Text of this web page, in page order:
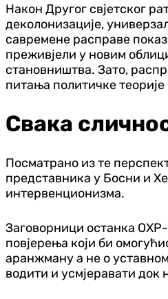
Након Другог свјетског
деколонизације,
савремене расправе
преживјели у новим
становништва. Зато,
питања политичке
Свака
Посматрано из те
представника у Босни и
интервенционизма.
Заговорници останка ОХР-
повјерења који би
аранжману а не о
водити и усмјеравати док